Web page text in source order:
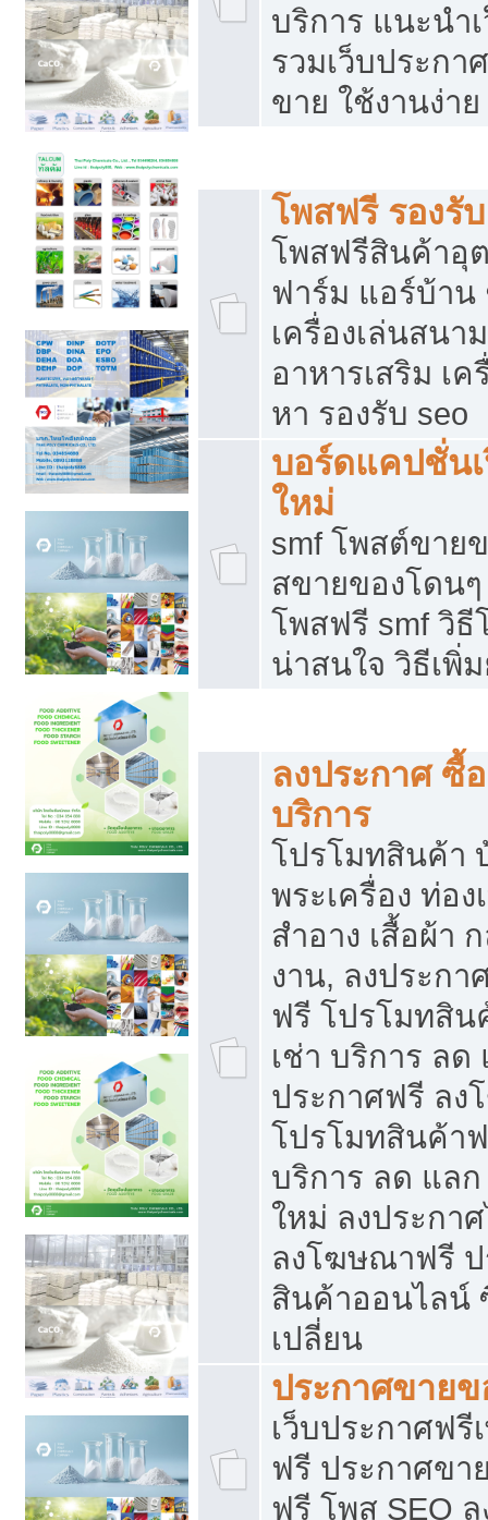
บริการ แนะนำ
รวมเว็บประกา
ขาย ใช้งานง่าย
โพสฟรี รองรั
โพสฟรีสินค้าอุ
ฟาร์ม แอร์บ้าน
เครื่องเล่นสนา
อาหารเสริม เ
หา รองรับ seo
บอร์ดแคปชั่น
ใหม่
smf โพสต์ขาย
สขายของโดน
โพสฟรี smf วิธี
น่าสนใจ วิธีเพิ่
ลงประกาศ ซื้
บริการ
โปรโมทสินค้า
พระเครื่อง ท่อง
สำอาง เสื้อผ้า
งาน, ลงประก
ฟรี โปรโมทสิ
เช่า บริการ ลด
ประกาศฟรี ล
โปรโมทสินค้า
บริการ ลด แล
ใหม่ ลงประกา
ลงโฆษณาฟรี
สินค้าออนไลน์
เปลี่ยน
ประกาศขายข
เว็บประกาศฟรี
ฟรี ประกาศขา
ฟรี โพส SEO